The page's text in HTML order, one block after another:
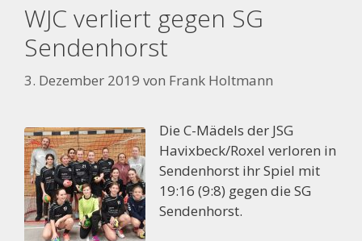
WJC verliert gegen SG
Sendenhorst
3. Dezember 2019 von Frank Holtmann
Die C-Mädels der JSG
Havixbeck/Roxel verloren in
Sendenhorst ihr Spiel mit
19:16 (9:8) gegen die SG
Sendenhorst.